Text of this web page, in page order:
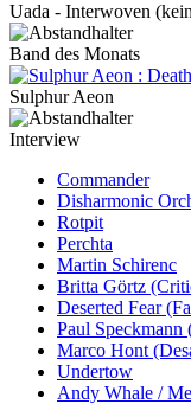
Uada - Interwoven
Band des Monats
Sulphur Aeon
Interview
Commander
Disharmonic
Rotpit
Perchta
Martin Schirenc
Britta Görtz
Deserted Fear
Paul
Marco Hont
Undertow
Andy Whale /